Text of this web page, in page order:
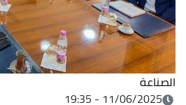
الصناعة
11/06/2025 - 19:35